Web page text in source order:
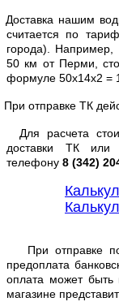
Доставка нашим
считается по
города). Например,
50 км от Перми,
формуле 50х14х2 =
При отправке ТК
Для расчета
доставки ТК или
телефону 8 (342)
При отправке
предоплата
оплата может
магазине